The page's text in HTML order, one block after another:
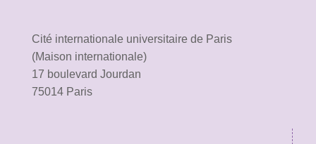
Cité internationale universitaire de Paris
(Maison internationale)
17 boulevard Jourdan
75014 Paris